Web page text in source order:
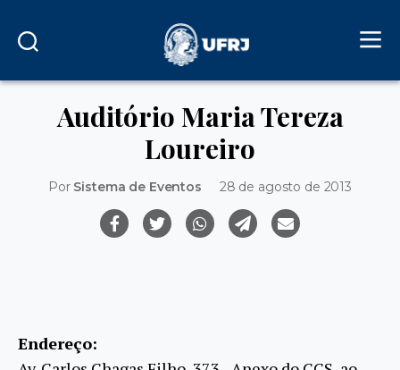
Auditório Maria Tereza
Loureiro
Por Sistema de Eventos 28 de agosto de 2013
Endereço: